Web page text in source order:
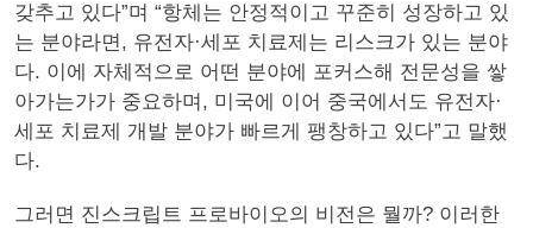
갖추고 있다”며 “항체는 안정적이고 꾸준히 성장하고 있
는 분야라면, 유전자·세포 치료제는 리스크가 있는 분야
다. 이에 자체적으로 어떤 분야에 포커스해 전문성을 쌓
아가는가가 중요하며, 미국에 이어 중국에서도 유전자·
세포 치료제 개발 분야가 빠르게 팽창하고 있다”고 말했
다.
그러면 진스크립트 프로바이오의 비전은 뭘까? 이러한